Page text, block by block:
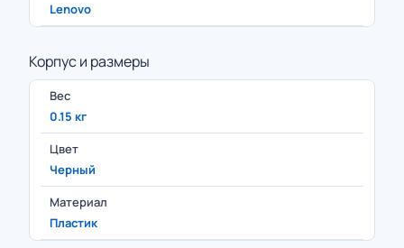
Lenovo
Корпус и размеры
Вес
0.15 кг
Цвет
Черный
Материал
Пластик